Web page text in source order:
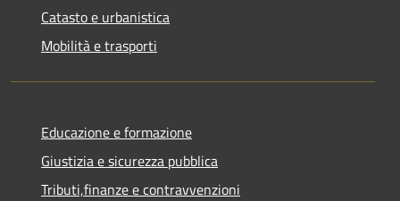
Catasto e urbanistica
Mobilità e trasporti
Educazione e formazione
Giustizia e sicurezza pubblica
Tributi,finanze e contravvenzioni